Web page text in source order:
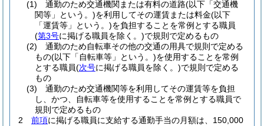
(1)
通勤のため交通機関または有料の道路(以下「交通機
関等」という。)を利用してその運賃または料金(以下
「運賃等」という。)を負担することを常例とする職員
(第3号に掲げる職員を除く。)で規則で定めるもの
(2)
通勤のため自転車その他の交通の用具で規則で定める
もの(以下「自転車等」という。)を使用することを常例
とする職員(次号に掲げる職員を除く。)で規則で定める
もの
(3)
通勤のため交通機関等を利用してその運賃等を負担
し、かつ、自転車等を使用することを常例とする職員で
規則で定めるもの
2
前項に掲げる職員に支給する通勤手当の月額は、150,000